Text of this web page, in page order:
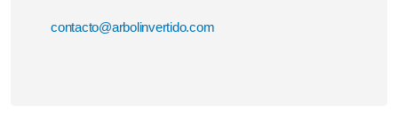
contacto@arbolinvertido.com